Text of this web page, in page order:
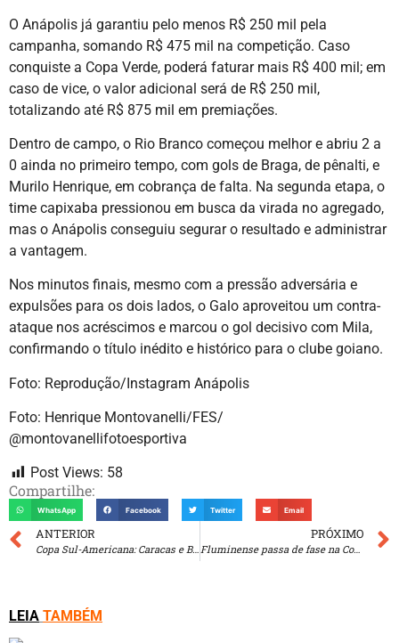
O Anápolis já garantiu pelo menos R$ 250 mil pela
campanha, somando R$ 475 mil na competição. Caso
conquiste a Copa Verde, poderá faturar mais R$ 400 mil; em
caso de vice, o valor adicional será de R$ 250 mil,
totalizando até R$ 875 mil em premiações.
Dentro de campo, o Rio Branco começou melhor e abriu 2 a
0 ainda no primeiro tempo, com gols de Braga, de pênalti, e
Murilo Henrique, em cobrança de falta. Na segunda etapa, o
time capixaba pressionou em busca da virada no agregado,
mas o Anápolis conseguiu segurar o resultado e administrar
a vantagem.
Nos minutos finais, mesmo com a pressão adversária e
expulsões para os dois lados, o Galo aproveitou um contra-
ataque nos acréscimos e marcou o gol decisivo com Mila,
confirmando o título inédito e histórico para o clube goiano.
Foto: Reprodução/Instagram Anápolis
Foto: Henrique Montovanelli/FES/
@montovanellifotoesportiva
Post Views: 58
Compartilhe:
WhatsApp Facebook Twitter Email
ANTERIOR
Copa Sul-Americana: Caracas e Botafogo
PRÓXIMO
Fluminense passa de fase na Copa Libertadores
LEIA TAMBÉM